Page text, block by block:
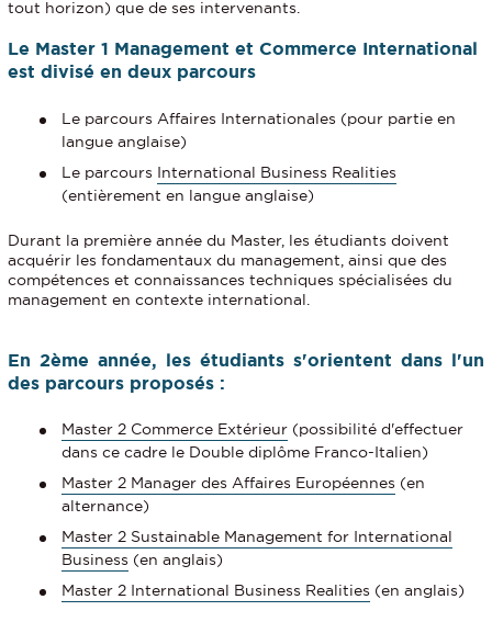
tout horizon) que de ses intervenants.
Le Master 1 Management et Commerce International
est divisé en deux parcours
Le parcours Affaires Internationales (pour partie en
langue anglaise)
Le parcours International Business Realities
(entièrement en langue anglaise)
Durant la première année du Master, les étudiants doivent
acquérir les fondamentaux du management, ainsi que des
compétences et connaissances techniques spécialisées du
management en contexte international.
En 2ème année, les étudiants s'orientent dans l'un
des parcours proposés :
Master 2 Commerce Extérieur (possibilité d'effectuer
dans ce cadre le Double diplôme Franco-Italien)
Master 2 Manager des Affaires Européennes (en
alternance)
Master 2 Sustainable Management for International
Business (en anglais)
Master 2 International Business Realities (en anglais)